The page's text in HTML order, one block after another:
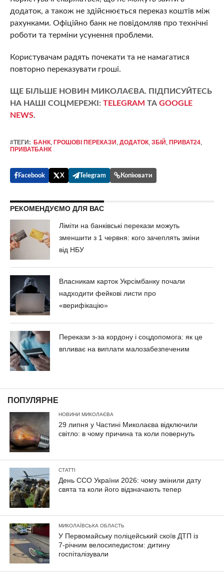
додаток, а також не здійснюється переказ коштів між
рахунками. Офіційно банк не повідомляв про технічні
роботи та терміни усунення проблеми.
Користувачам радять почекати та не намагатися
повторно переказувати гроші.
ЩЕ БІЛЬШЕ НОВИН МИКОЛАЄВА. ПІДПИСУЙТЕСЬ
НА НАШІ СОЦМЕРЕЖІ: TELEGRAM ТА GOOGLE
NEWS.
#ТЕГИ: БАНК, ГРОШОВІ ПЕРЕКАЗИ , ДОДАТОК, ЗБІЙ , ПРИВАТ24,
ПРИВАТБАНК
Facebook X Telegram Копіювати
РЕКОМЕНДУЄМО ДЛЯ ВАС
Ліміти на банківські перекази можуть
зменшити з 1 червня: кого зачеплять зміни
від НБУ
Власникам карток Укрсімбанку почали
надходити фейкові листи про
«верифікацію»
Перекази з-за кордону і соцдопомога: як це
впливає на виплати малозабезпеченим
ПОПУЛЯРНЕ
НОВИНИ МИКОЛАЄВА
29 липня у Частині Миколаєва відключили
світло: в чому причина та коли повернуть
СТАТТІ
День ССО України 2026: чому змінили дату
свята та коли його відзначають тепер
МИКОЛАЇВСЬКА ОБЛАСТЬ
У Первомайську поліцейський скоїв ДТП із
7-річним велосипедистом: дитину
госпіталізували